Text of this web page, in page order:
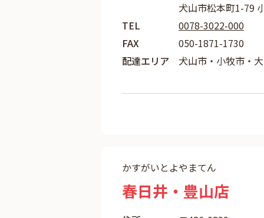
犬山市松本町1-79
TEL
0078-3022-000
FAX
050-1871-1730
配達エリア
犬山市・小牧市・
かすがいとよやまてん
春日井・豊山店